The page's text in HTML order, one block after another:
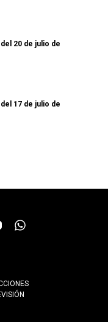
20 de julio de
17 de julio de